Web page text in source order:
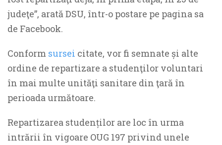
judeţe”, arată DSU, într-o postare pe pagina sa
de Facebook.
Conform sursei citate, vor fi semnate și alte
ordine de repartizare a studenţilor voluntari
în mai multe unităţi sanitare din ţară în
perioada următoare.
Repartizarea studenților are loc în urma
intrării în vigoare OUG 197 privind unele